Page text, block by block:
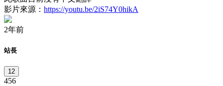
影片來源： https://youtu.be/2iS74Y0hikA
2年前
站長
12
456